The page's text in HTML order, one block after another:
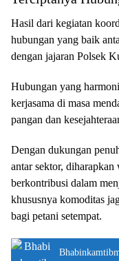
Hasil dari kegiatan
hubungan yang baik
dengan jajaran Polsek
Hubungan yang
kerjasama di masa
pangan dan
Dengan dukungan
antar sektor,
berkontribusi dalam
khususnya komoditas
bagi petani setempat.